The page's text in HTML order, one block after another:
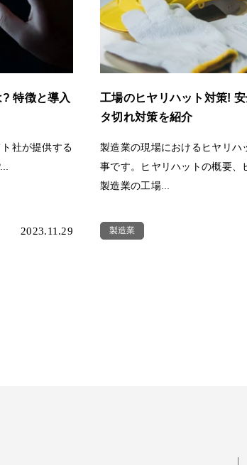
特徴と導入
社が提供する
2023.11.29
工場のヒヤリハット対策!
タ切れ対策を紹介
製造業の現場におけるヒヤリハ
事です。ヒヤリハットの概要、
製造業の工場...
製造業